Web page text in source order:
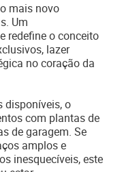
mais novo
Um
redefine o conceito
lazer
no coração da
disponíveis, o
com plantas de
de garagem. Se
amplos e
inesquecíveis, este